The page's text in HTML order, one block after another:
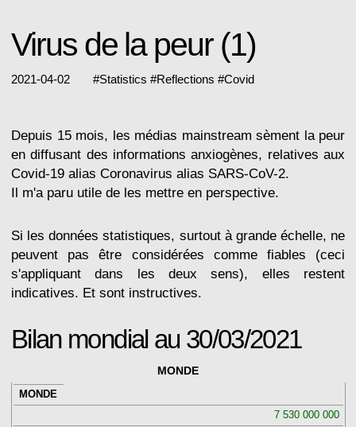
Virus de la peur (1)
2021-04-02 #Statistics #Reflections #Covid
Depuis 15 mois, les médias mainstream sèment la peur
en diffusant des informations anxiogènes, relatives aux
Covid-19 alias Coronavirus alias SARS-CoV-2.
Il m'a paru utile de les mettre en perspective.
Si les données statistiques, surtout à grande échelle, ne
peuvent pas être considérées comme fiables (ceci
s'appliquant dans les deux sens), elles restent
indicatives. Et sont instructives.
Bilan mondial au 30/03/2021
MONDE
MONDE
7 530 000 000